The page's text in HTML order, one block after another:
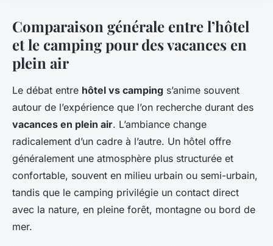
Comparaison générale entre l’hôtel
et le camping pour des vacances en
plein air
Le débat entre hôtel vs camping s’anime souvent
autour de l’expérience que l’on recherche durant des
vacances en plein air. L’ambiance change
radicalement d’un cadre à l’autre. Un hôtel offre
généralement une atmosphère plus structurée et
confortable, souvent en milieu urbain ou semi-urbain,
tandis que le camping privilégie un contact direct
avec la nature, en pleine forêt, montagne ou bord de
mer.